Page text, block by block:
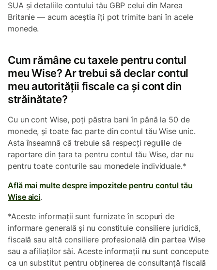
SUA și detaliile contului tău GBP celui din Marea
Britanie — acum aceștia îți pot trimite bani în acele
monede.
Cum rămâne cu taxele pentru contul
meu Wise? Ar trebui să declar contul
meu autorității fiscale ca și cont din
străinătate?
Cu un cont Wise, poți păstra bani în până la 50 de
monede, și toate fac parte din contul tău Wise unic.
Asta înseamnă că trebuie să respecți regulile de
raportare din țara ta pentru contul tău Wise, dar nu
pentru toate conturile sau monedele individuale.*
Află mai multe despre impozitele pentru contul tău
Wise aici.
*Aceste informații sunt furnizate în scopuri de
informare generală și nu constituie consiliere juridică,
fiscală sau altă consiliere profesională din partea Wise
sau a afiliaților săi. Aceste informații nu sunt concepute
ca un substitut pentru obținerea de consultanță fiscală